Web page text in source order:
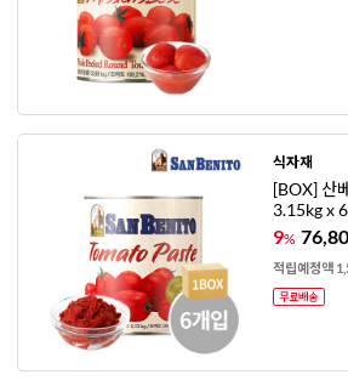
식자재
[BOX] 산
3.15kg x
9%
적립예정액